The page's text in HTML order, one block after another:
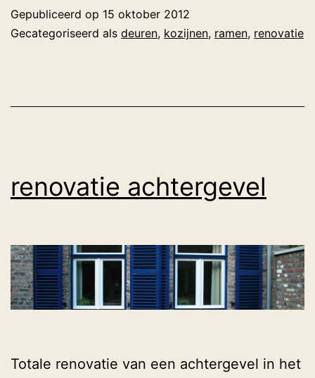
Gepubliceerd op 15 oktober 2012
Gecategoriseerd als deuren, kozijnen, ramen, renovatie
renovatie achtergevel
Totale renovatie van een achtergevel in het